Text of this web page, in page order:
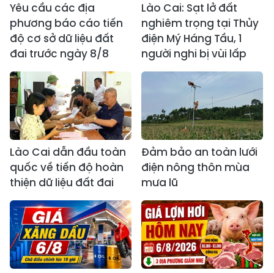
Yêu cầu các địa
phương báo cáo tiến
độ cơ sở dữ liệu đất
đai trước ngày 8/8
Lào Cai: Sạt lở đất
nghiêm trọng tại Thủy
điện Mý Háng Tầu, 1
người nghi bị vùi lấp
Lào Cai dẫn đầu toàn
quốc về tiến độ hoàn
thiện dữ liệu đất đai
Đảm bảo an toàn lưới
điện nông thôn mùa
mưa lũ